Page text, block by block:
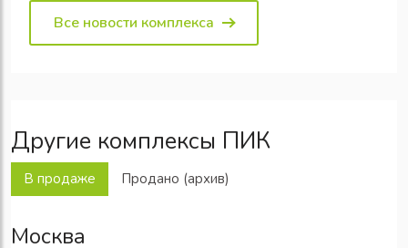
Все новости комплекса
Другие комплексы ПИК
В продаже Продано (архив)
Москва